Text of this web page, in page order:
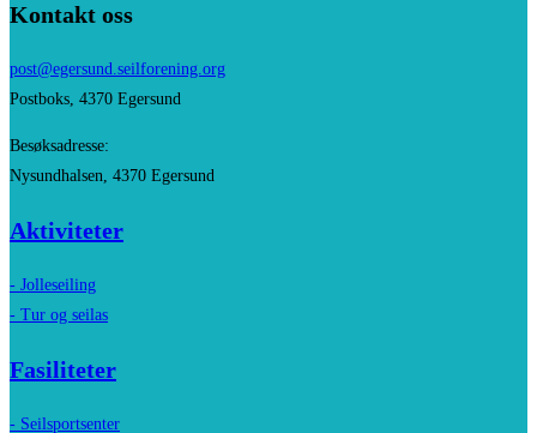
Kontakt oss
post@egersund.seilforening.org
Postboks, 4370 Egersund
Besøksadresse:
Nysundhalsen, 4370 Egersund
Aktiviteter
- Jolleseiling
- Tur og seilas
Fasiliteter
- Seilsportsenter